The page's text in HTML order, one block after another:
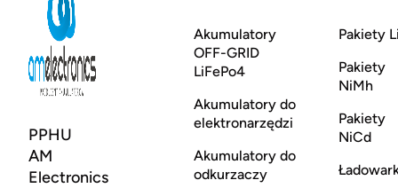
PPHU
AM
Electronics
Akumulatory
OFF-GRID
LiFePo4
Akumulatory do
elektronarzędzi
Akumulatory do
odkurzaczy
Pakiety
Pakiety
NiMh
Pakiety
NiCd